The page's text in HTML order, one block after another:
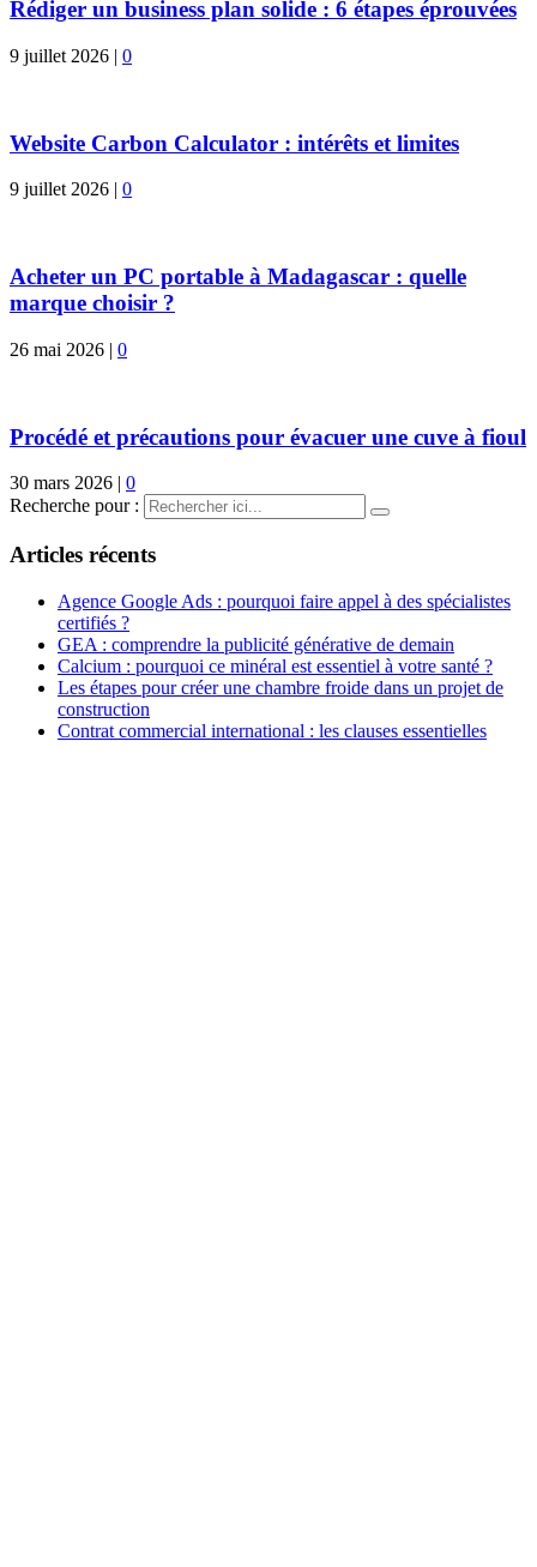
Rédiger un business plan solide : 6 étapes éprouvées
9 juillet 2026 | 0
Website Carbon Calculator : intérêts et limites
9 juillet 2026 | 0
Acheter un PC portable à Madagascar : quelle
marque choisir ?
26 mai 2026 | 0
Procédé et précautions pour évacuer une cuve à fioul
30 mars 2026 | 0
Recherche pour :
Articles récents
Agence Google Ads : pourquoi faire appel à des spécialistes
certifiés ?
GEA : comprendre la publicité générative de demain
Calcium : pourquoi ce minéral est essentiel à votre santé ?
Les étapes pour créer une chambre froide dans un projet de
construction
Contrat commercial international : les clauses essentielles